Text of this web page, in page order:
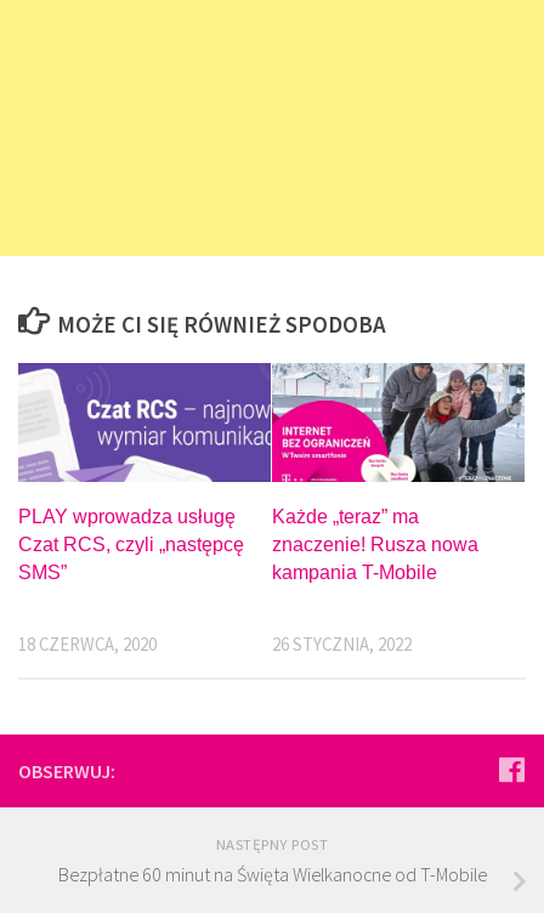
MOŻE CI SIĘ RÓWNIEŻ SPODOBA
PLAY wprowadza usługę
Czat RCS, czyli „następcę
SMS”
18 CZERWCA, 2020
Każde „teraz” ma
znaczenie! Rusza nowa
kampania T-Mobile
26 STYCZNIA, 2022
OBSERWUJ:
NASTĘPNY POST
Bezpłatne 60 minut na Święta Wielkanocne od T-Mobile